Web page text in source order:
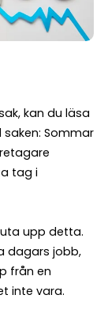
kan du läsa
saken: Sommar
tag i
upp detta.
dagars jobb,
från en
inte vara.